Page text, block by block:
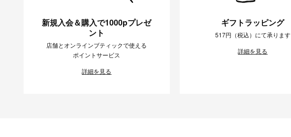
新規入会＆購入で1000pプレゼ
ント
店舗とオンラインブティックで使える
ポイントサービス
詳細を見る
ギフトラッピング
517円（税込）にて承ります
詳細を見る